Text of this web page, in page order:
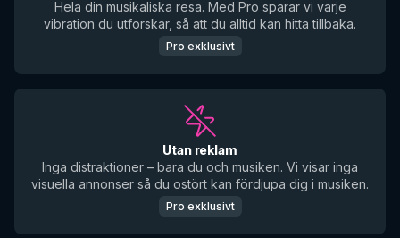
Hela din musikaliska resa. Med Pro sparar vi varje
vibration du utforskar, så att du alltid kan hitta tillbaka.
Pro exklusivt
Utan reklam
Inga distraktioner – bara du och musiken. Vi visar inga
visuella annonser så du ostört kan fördjupa dig i musiken.
Pro exklusivt